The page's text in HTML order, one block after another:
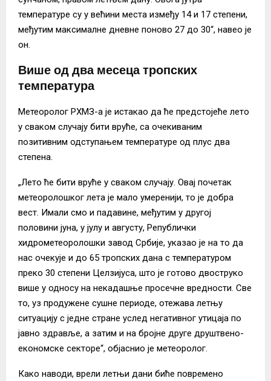
температуре су у већини места између 14 и 17 степени,
међутим максималне дневне поново 27 до 30“, навео је
он.
Више од два месеца тропских
температура
Метеоролог РХМЗ-а је истакао да ће предстојеће лето
у сваком случају бити вруће, са очекиваним
позитивним одступањем температуре од плус два
степена.
„Лето ће бити вруће у сваком случају. Овај почетак
метеоролошког лета је мало умеренији, то је добра
вест. Имали смо и падавине, међутим у другој
половини јуна, у јулу и августу, Републички
хидрометеоролошки завод Србије, указао је на то да
нас очекује и до 65 тропских дана с температуром
преко 30 степени Целзијуса, што је готово двоструко
више у односу на некадашње просечне вредности. Све
то, уз продужене сушне периоде, отежава летњу
ситуацију с једне стране услед негативног утицаја по
јавно здравље, а затим и на бројне друге друштвено-
економске секторе“, објаснио је метеоролог.
Како наводи, врели летњи дани биће повремено